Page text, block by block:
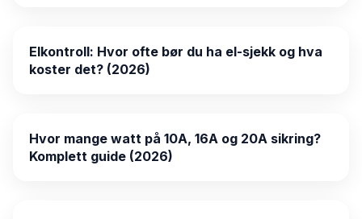
Elkontroll: Hvor ofte bør du ha el-sjekk og hva
koster det? (2026)
Hvor mange watt på 10A, 16A og 20A sikring?
Komplett guide (2026)